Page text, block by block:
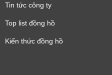
Tin tức công ty
Top list đồng hồ
Kiến thức đồng hồ